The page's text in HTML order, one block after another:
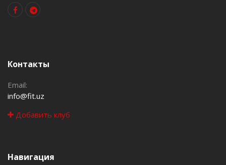
Контакты
Email:
info@fit.uz
Добавить клуб
Навигация